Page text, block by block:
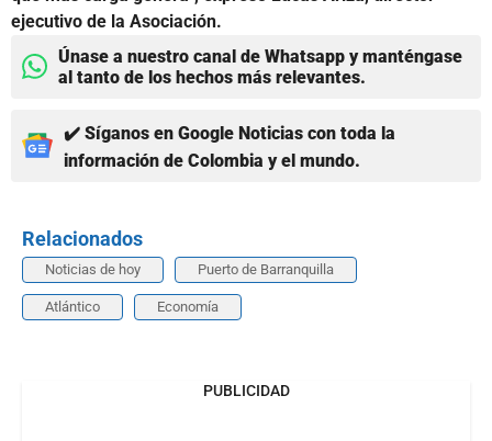
ejecutivo de la Asociación.
Únase a nuestro canal de Whatsapp y manténgase
al tanto de los hechos más relevantes.
✔️ Síganos en Google Noticias con toda la
información de Colombia y el mundo.
Relacionados
Noticias de hoy Puerto de Barranquilla
Atlántico Economía
PUBLICIDAD